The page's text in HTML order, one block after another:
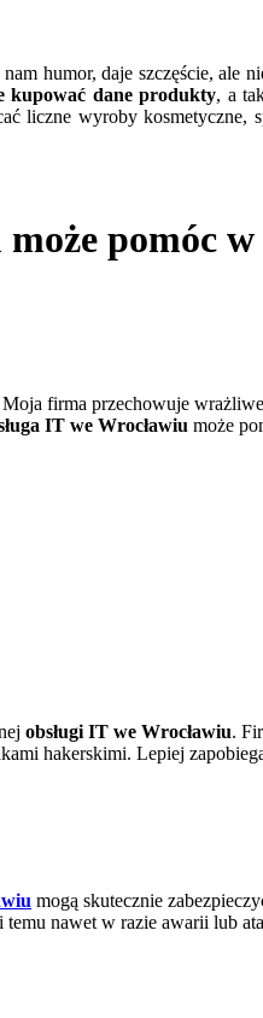
humor, daje szczęście,
kupować dane produkty, a
liczne wyroby kosmetyczne,
może pomóc
firma przechowuje
IT we Wrocławiu może
obsługi IT we Wrocławiu.
hakerskimi. Lepiej
mogą skutecznie
nawet w razie awarii lub